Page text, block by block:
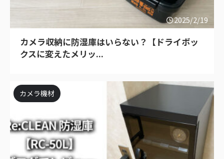
2025/2/19
カメラ収納に防湿庫はいらない？【ドライボッ
クスに変えたメリッ...
カメラ機材